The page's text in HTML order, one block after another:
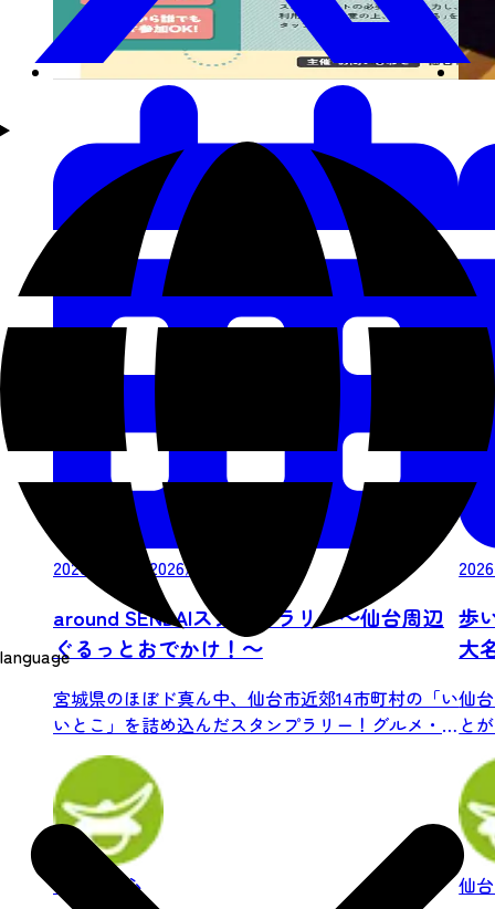
language
2026/07/17-2026/10/18
around SENDAIスタンプラリー～仙台周辺
ぐるっとおでかけ！～
宮城県のほぼド真ん中、仙台市近郊14市町村の「い
いとこ」を詰め込んだスタンプラリー！グルメ・
仙台市中心
歩
大
仙
と
ン
仙